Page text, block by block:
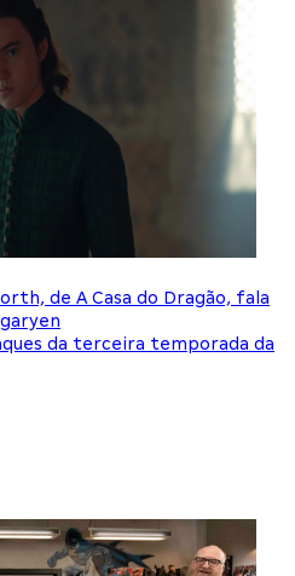
de A Casa do Dragão, fala
da terceira temporada da